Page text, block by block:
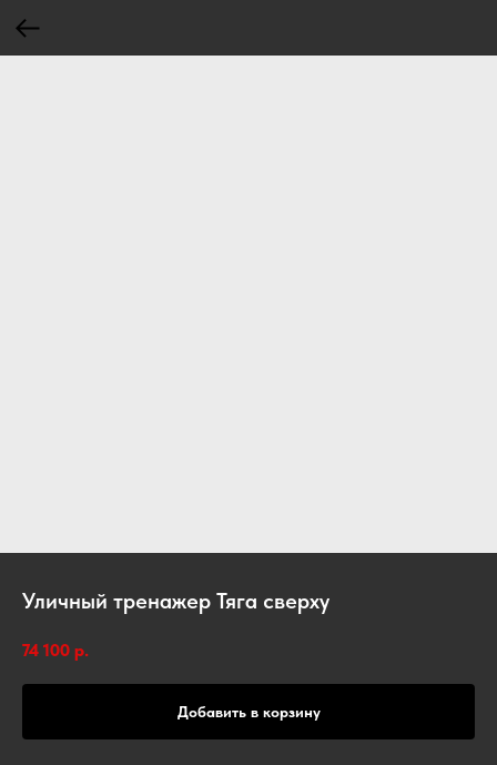
Уличный тренажер Тяга сверху
74 100 р.
Добавить в корзину